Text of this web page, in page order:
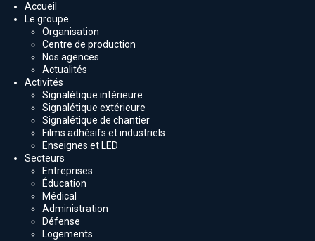
Accueil
Le groupe
Organisation
Centre de production
Nos agences
Actualités
Activités
Signalétique intérieure
Signalétique extérieure
Signalétique de chantier
Films adhésifs et industriels
Enseignes et LED
Secteurs
Entreprises
Éducation
Médical
Administration
Défense
Logements